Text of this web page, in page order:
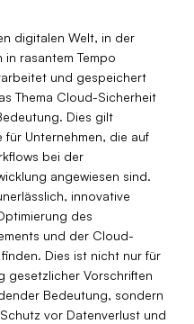
digitalen Welt, in der
in rasantem Tempo
und gespeichert
Thema Cloud-Sicherheit
Dies gilt
für Unternehmen, die auf
bei der
angewiesen sind.
innovative
des
und der Cloud-
Dies ist nicht nur für
gesetzlicher Vorschriften
Bedeutung, sondern
vor Datenverlust und